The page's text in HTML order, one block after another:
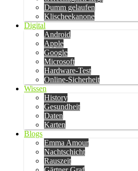
Dumm gelaufen
Klischeekanone
Digital
Android
Apple
Google
Microsoft
Hardware-Test
Online-Sicherheit
Wissen
History
Gesundheit
Daten
Karten
Blogs
Emma Amour
Nachtschicht
Rauszeit